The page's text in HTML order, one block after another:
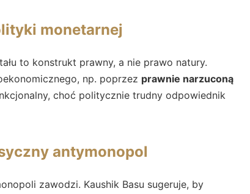
monetarnej
to konstrukt prawny, a nie prawo natury.
np. poprzez prawnie narzuconą
choć politycznie trudny odpowiednik
antymonopol
zawodzi. Kaushik Basu sugeruje, by